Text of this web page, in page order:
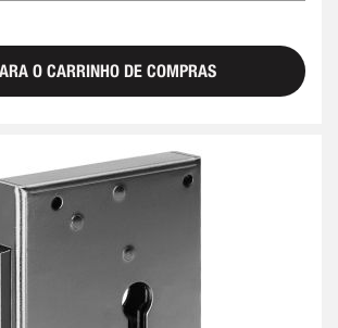
O CARRINHO DE COMPRAS